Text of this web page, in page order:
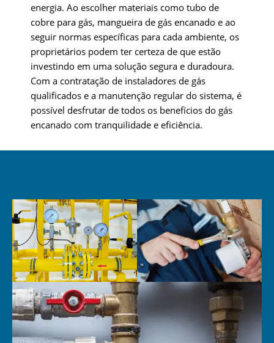
energia. Ao escolher materiais como tubo de
cobre para gás, mangueira de gás encanado e ao
seguir normas específicas para cada ambiente, os
proprietários podem ter certeza de que estão
investindo em uma solução segura e duradoura.
Com a contratação de instaladores de gás
qualificados e a manutenção regular do sistema, é
possível desfrutar de todos os benefícios do gás
encanado com tranquilidade e eficiência.